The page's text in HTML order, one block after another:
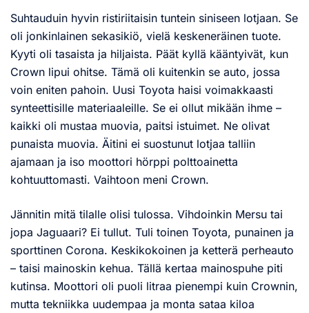
Suhtauduin hyvin ristiriitaisin tuntein siniseen lotjaan. Se
oli jonkinlainen sekasikiö, vielä keskeneräinen tuote.
Kyyti oli tasaista ja hiljaista. Päät kyllä kääntyivät, kun
Crown lipui ohitse. Tämä oli kuitenkin se auto, jossa
voin eniten pahoin. Uusi Toyota haisi voimakkaasti
synteettisille materiaaleille. Se ei ollut mikään ihme –
kaikki oli mustaa muovia, paitsi istuimet. Ne olivat
punaista muovia. Äitini ei suostunut lotjaa talliin
ajamaan ja iso moottori hörppi polttoainetta
kohtuuttomasti. Vaihtoon meni Crown.
Jännitin mitä tilalle olisi tulossa. Vihdoinkin Mersu tai
jopa Jaguaari? Ei tullut. Tuli toinen Toyota, punainen ja
sporttinen Corona. Keskikokoinen ja ketterä perheauto
– taisi mainoskin kehua. Tällä kertaa mainospuhe piti
kutinsa. Moottori oli puoli litraa pienempi kuin Crownin,
mutta tekniikka uudempaa ja monta sataa kiloa